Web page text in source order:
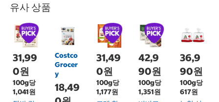
유사 상품
31,99
0원
100g당
1,041원
Costco
Grocer
y
18,49
31,49
0원
100g당
1,177원
42,9
90원
100g당
1,351원
36,9
90원
100g당
617원